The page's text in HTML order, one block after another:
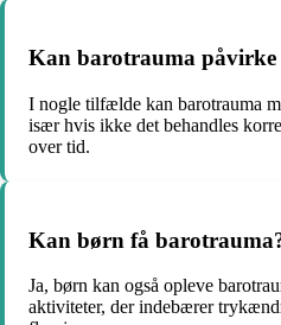
Kan barotrauma påvirke
I nogle tilfælde kan barotrauma
især hvis ikke det behandles
over tid.
Kan børn få
Ja, børn kan også opleve
aktiviteter, der indebærer